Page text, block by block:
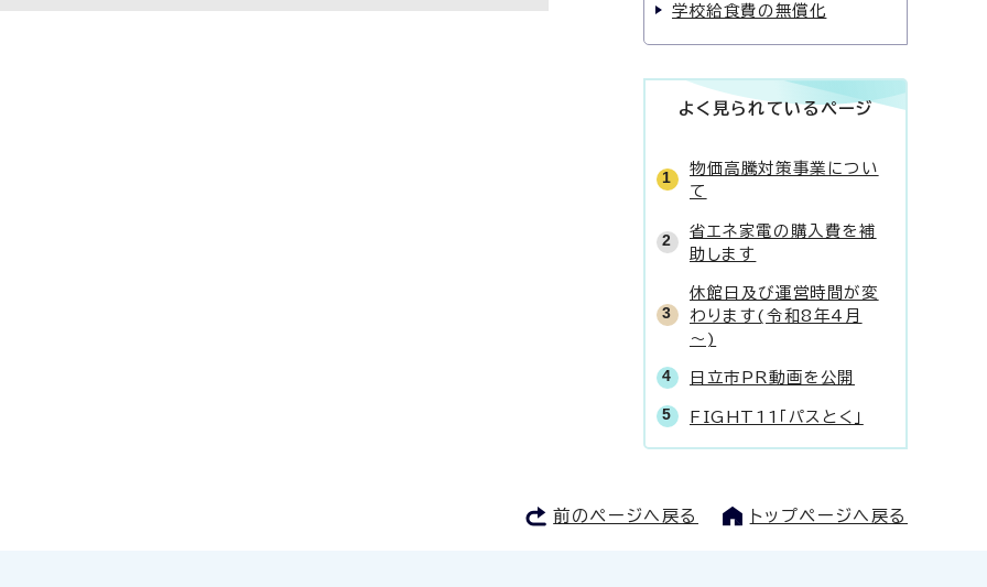
学校給食費の無償化
よく見られているページ
物価高騰対策事業につい
て
省エネ家電の購入費を補
助します
休館日及び運営時間が変
わります(令和8年4月
～)
日立市PR動画を公開
FIGHT11「パスとく」
前のページへ戻る トップページへ戻る